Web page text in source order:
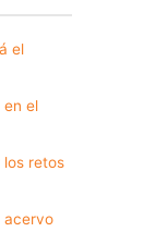
el
en el
los retos
acervo